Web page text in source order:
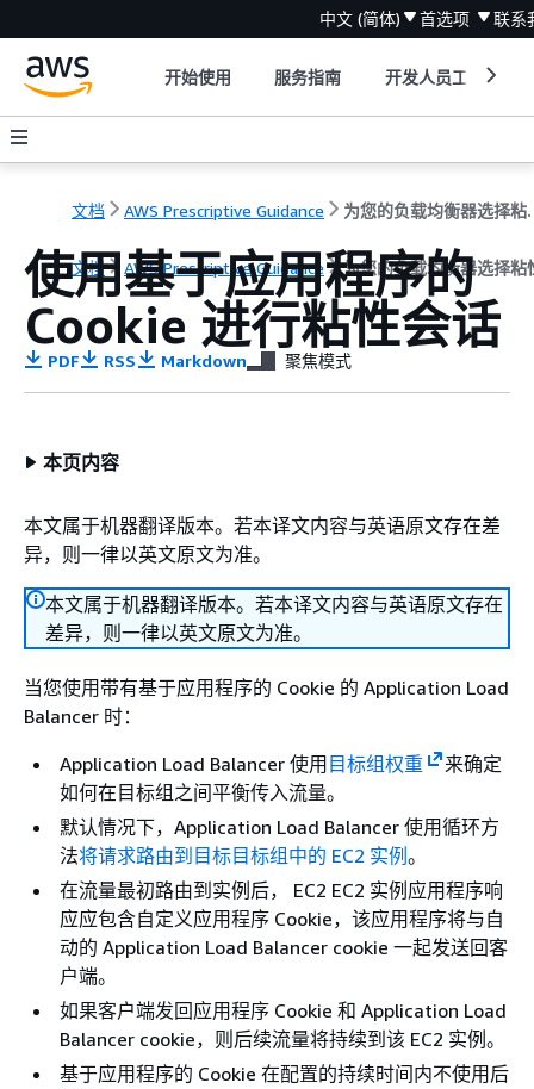
中文 (简体) 首选项 联系
开始使用 服务指南 开发人员工具
文档 AWS Prescriptive Guidance 为您的
文档 AWS Prescriptive Guidance 为您的负载均衡器选择粘
使用基于应用程序的
Cookie 进行粘性会话
PDF RSS Markdown 聚焦模式
本页内容
本文属于机器翻译版本。若本译文内容与英语原文存在差
异，则一律以英文原文为准。
本文属于机器翻译版本。若本译文内容与英语原文存在
差异，则一律以英文原文为准。
当您使用带有基于应用程序的 Cookie 的 Application Load
Balancer 时：
Application Load Balancer 使用 目标组权重
来确定
如何在目标组之间平衡传入流量。
默认情况下，Application Load Balancer 使用循环方
法将请求路由到目标目标组中的 EC2 实例 。
在流量最初路由到实例后， EC2 EC2 实例应用程序响
应应包含自定义应用程序 Cookie，该应用程序将与自
动的 Application Load Balancer cookie 一起发送回客
户端。
如果客户端发回应用程序 Cookie 和 Application Load
Balancer cookie，则后续流量将持续到该 EC2 实例。
基于应用程序的 Cookie 在配置的持续时间内不使用后